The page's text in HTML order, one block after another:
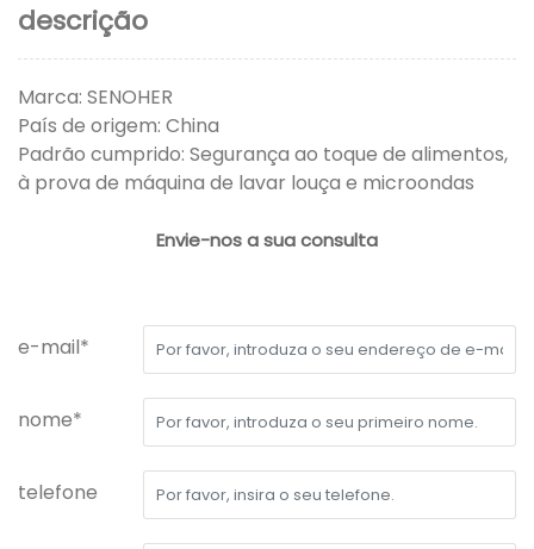
descrição
Marca: SENOHER
País de origem: China
Padrão cumprido: Segurança ao toque de alimentos,
à prova de máquina de lavar louça e microondas
Envie-nos a sua consulta
e-mail*
nome*
telefone